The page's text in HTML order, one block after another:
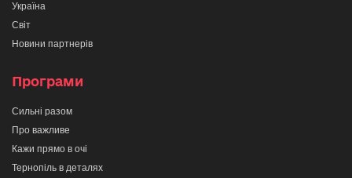
Україна
Світ
Новини партнерів
Програми
Сильні разом
Про важливе
Кажи прямо в очі
Тернопіль в деталях